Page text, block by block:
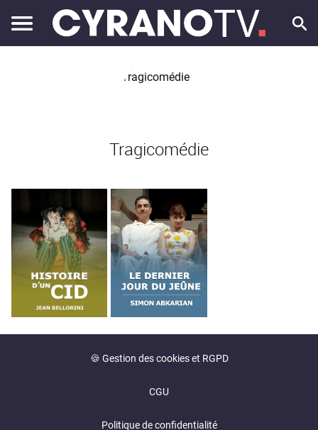
Tragicomédie
🍪 Gestion des cookies et RGPD
CGU
Politique de confidentialité